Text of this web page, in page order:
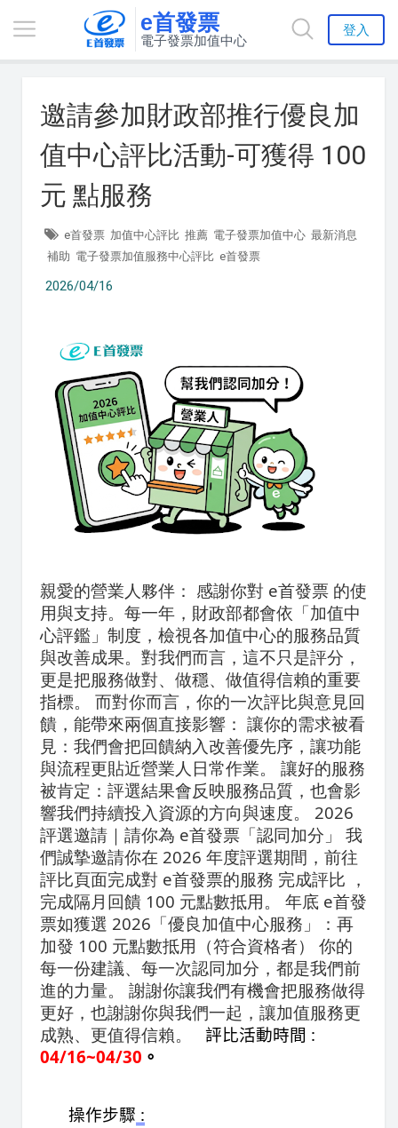
e首發票
電子發票加值中心
登入
邀請參加財政部推行優良加
值中心評比活動-可獲得 100
元 點服務
e首發票 加值中心評比 推薦 電子發票加值中心 最新消息
補助 電子發票加值服務中心評比 e首發票
2026/04/16
親愛的營業人夥伴： 感謝你對 e首發票 的使
用與支持。每一年，財政部都會依「加值中
心評鑑」制度，檢視各加值中心的服務品質
與改善成果。對我們而言，這不只是評分，
更是把服務做對、做穩、做值得信賴的重要
指標。 而對你而言，你的一次評比與意見回
饋，能帶來兩個直接影響： 讓你的需求被看
見：我們會把回饋納入改善優先序，讓功能
與流程更貼近營業人日常作業。 讓好的服務
被肯定：評選結果會反映服務品質，也會影
響我們持續投入資源的方向與速度。 2026
評選邀請｜請你為 e首發票「認同加分」 我
們誠摯邀請你在 2026 年度評選期間，前往
評比頁面完成對 e首發票的服務 完成評比 ，
完成隔月回饋 100 元點數抵用。 年底 e首發
票如獲選 2026「優良加值中心服務」：再
加發 100 元點數抵用（符合資格者） 你的
每一份建議、每一次認同加分，都是我們前
進的力量。 謝謝你讓我們有機會把服務做得
更好，也謝謝你與我們一起，讓加值服務更
成熟、更值得信賴。
評比活動時間 :
04/16~04/30 。
操作步驟 :